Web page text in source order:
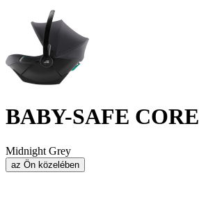
BABY-SAFE CORE
Midnight Grey
az Ön közelében